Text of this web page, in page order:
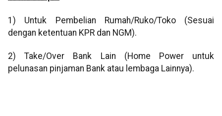
1) Untuk Pembelian Rumah/Ruko/Toko (Sesuai
dengan ketentuan KPR dan NGM).
2) Take/Over Bank Lain (Home Power untuk
pelunasan pinjaman Bank atau lembaga Lainnya).